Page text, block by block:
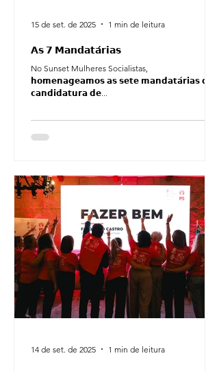
𝗔𝘀 𝟳 𝗠𝗮𝗻𝗱𝗮𝘁𝗮́𝗿𝗶𝗮𝘀
No Sunset Mulheres Socialistas,
𝗵𝗼𝗺𝗲𝗻𝗮𝗴𝗲𝗮𝗺𝗼𝘀 𝗮𝘀 𝘀𝗲𝘁𝗲 𝗺𝗮𝗻𝗱𝗮𝘁𝗮́𝗿𝗶𝗮𝘀 𝗱𝗮
𝗰𝗮𝗻𝗱𝗶𝗱𝗮𝘁𝘂𝗿𝗮 𝗱𝗲...
15 de set. de 2025 1 min de leitura
14 de set. de 2025 1 min de leitura